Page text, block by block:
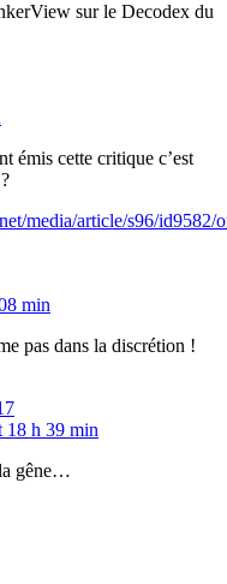
sur le Decodex du
émis cette critique c’est
media/article/s96/id9582/
min
pas dans la discrétion !
18 h 39 min
gêne…